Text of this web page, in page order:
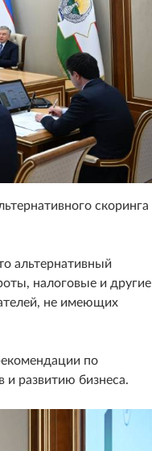
скоринга
альтернативный
налоговые и другие
не имеющих
по
развитию бизнеса.